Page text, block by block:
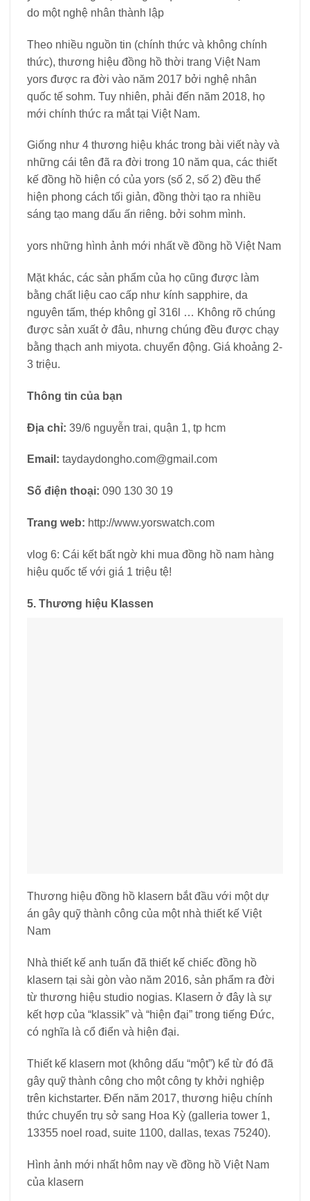
do một nghệ nhân thành lập
Theo nhiều nguồn tin (chính thức và không chính
thức), thương hiệu đồng hồ thời trang Việt Nam
yors được ra đời vào năm 2017 bởi nghệ nhân
quốc tế sohm. Tuy nhiên, phải đến năm 2018, họ
mới chính thức ra mắt tại Việt Nam.
Giống như 4 thương hiệu khác trong bài viết này và
những cái tên đã ra đời trong 10 năm qua, các thiết
kế đồng hồ hiện có của yors (số 2, số 2) đều thể
hiện phong cách tối giản, đồng thời tạo ra nhiều
sáng tạo mang dấu ấn riêng. bởi sohm mình.
yors những hình ảnh mới nhất về đồng hồ Việt Nam
Mặt khác, các sản phẩm của họ cũng được làm
bằng chất liệu cao cấp như kính sapphire, da
nguyên tấm, thép không gỉ 316l … Không rõ chúng
được sản xuất ở đâu, nhưng chúng đều được chạy
bằng thạch anh miyota. chuyển động. Giá khoảng 2-
3 triệu.
Thông tin của bạn
Địa chỉ: 39/6 nguyễn trai, quận 1, tp hcm
Email: taydaydongho.com@gmail.com
Số điện thoại: 090 130 30 19
Trang web: http://www.yorswatch.com
vlog 6: Cái kết bất ngờ khi mua đồng hồ nam hàng
hiệu quốc tế với giá 1 triệu tệ!
5. Thương hiệu Klassen
Thương hiệu đồng hồ klasern bắt đầu với một dự
án gây quỹ thành công của một nhà thiết kế Việt
Nam
Nhà thiết kế anh tuấn đã thiết kế chiếc đồng hồ
klasern tại sài gòn vào năm 2016, sản phẩm ra đời
từ thương hiệu studio nogias. Klasern ở đây là sự
kết hợp của “klassik” và “hiện đại” trong tiếng Đức,
có nghĩa là cổ điển và hiện đại.
Thiết kế klasern mot (không dấu “một”) kể từ đó đã
gây quỹ thành công cho một công ty khởi nghiệp
trên kichstarter. Đến năm 2017, thương hiệu chính
thức chuyển trụ sở sang Hoa Kỳ (galleria tower 1,
13355 noel road, suite 1100, dallas, texas 75240).
Hình ảnh mới nhất hôm nay về đồng hồ Việt Nam
của klasern